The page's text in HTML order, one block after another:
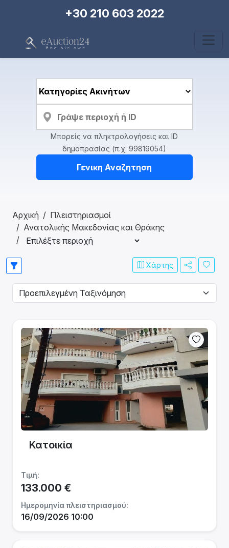
+30 210 603 2022
Μπορείς να πληκτρολογήσεις και ID
δημοπρασίας (π.χ. 99819054)
Γενικη Αναζητηση
Αρχική
Πλειστηριασμοί
Ανατολικής Μακεδονίας και Θράκης
Χάρτης
Κατοικία
Τιμή:
133.000 €
Ημερομηνία πλειστηριασμού:
16/09/2026 10:00